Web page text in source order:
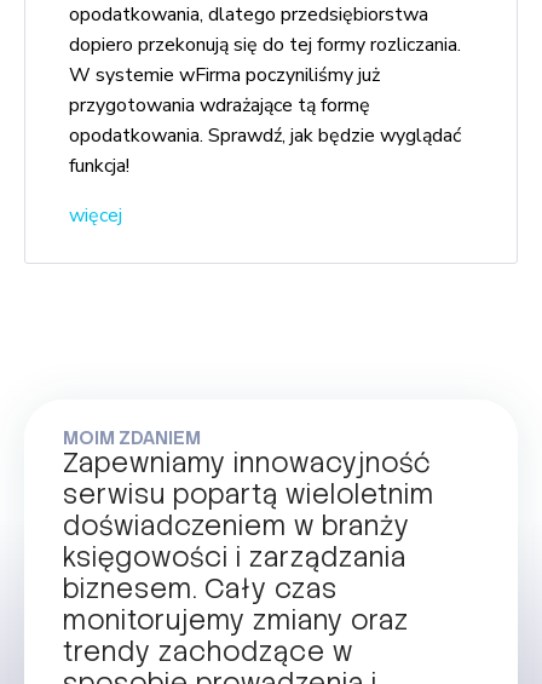
opodatkowania, dlatego przedsiębiorstwa
dopiero przekonują się do tej formy rozliczania.
W systemie wFirma poczyniliśmy już
przygotowania wdrażające tą formę
opodatkowania. Sprawdź, jak będzie wyglądać
funkcja!
więcej
MOIM ZDANIEM
Zapewniamy innowacyjność
serwisu popartą wieloletnim
doświadczeniem w branży
księgowości i zarządzania
biznesem. Cały czas
monitorujemy zmiany oraz
trendy zachodzące w